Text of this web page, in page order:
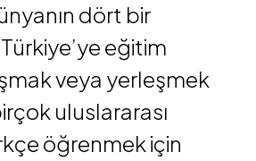
dört bir
eğitim
veya yerleşmek
uluslararası
öğrenmek için